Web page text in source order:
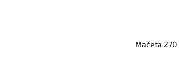
Mačeta